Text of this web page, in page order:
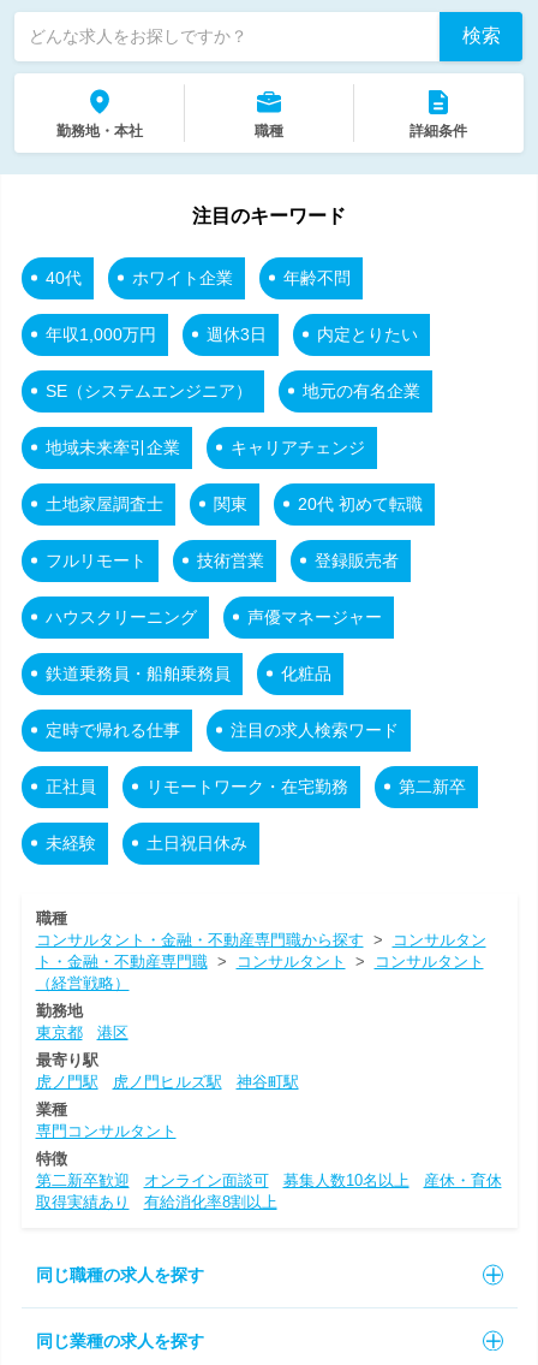
どんな求人をお探しですか？ 検索
勤務地・本社 職種 詳細条件
注目のキーワード
40代 ホワイト企業 年齢不問
年収1,000万円 週休3日 内定とりたい
SE（システムエンジニア） 地元の有名企業
地域未来牽引企業 キャリアチェンジ
土地家屋調査士 関東 20代 初めて転職
フルリモート 技術営業 登録販売者
ハウスクリーニング 声優マネージャー
鉄道乗務員・船舶乗務員 化粧品
定時で帰れる仕事 注目の求人検索ワード
正社員 リモートワーク・在宅勤務 第二新卒
未経験 土日祝日休み
職種
コンサルタント・金融・不動産専門職から探す >
コンサルタン
ト・金融・不動産専門職> コンサルタント >
コンサルタント
（経営戦略）
勤務地
東京都
港区
最寄り駅
虎ノ門駅
虎ノ門ヒルズ駅
神谷町駅
業種
専門コンサルタント
特徴
第二新卒歓迎
オンライン面談可 募集人数10名以上
産休・育休
取得実績あり
有給消化率8割以上
同じ職種の求人を探す
同じ業種の求人を探す